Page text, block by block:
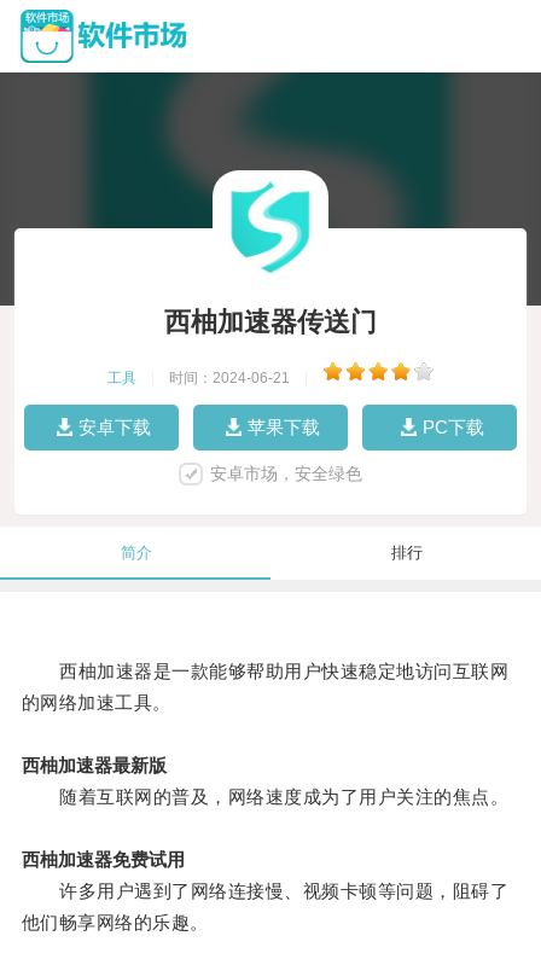
西柚加速器传送门
工具 时间：2024-06-21
安卓下载 苹果下载 PC下载
安卓市场，安全绿色
简介 排行
西柚加速器是一款能够帮助用户快速稳定地访问互联网
的网络加速工具。
西柚加速器最新版
随着互联网的普及，网络速度成为了用户关注的焦点。
西柚加速器免费试用
许多用户遇到了网络连接慢、视频卡顿等问题，阻碍了
他们畅享网络的乐趣。